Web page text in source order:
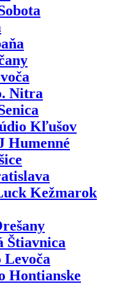
Nitra
Kľušov
Humenné
Kežmarok
Štiavnica
Levoča
Hontianske